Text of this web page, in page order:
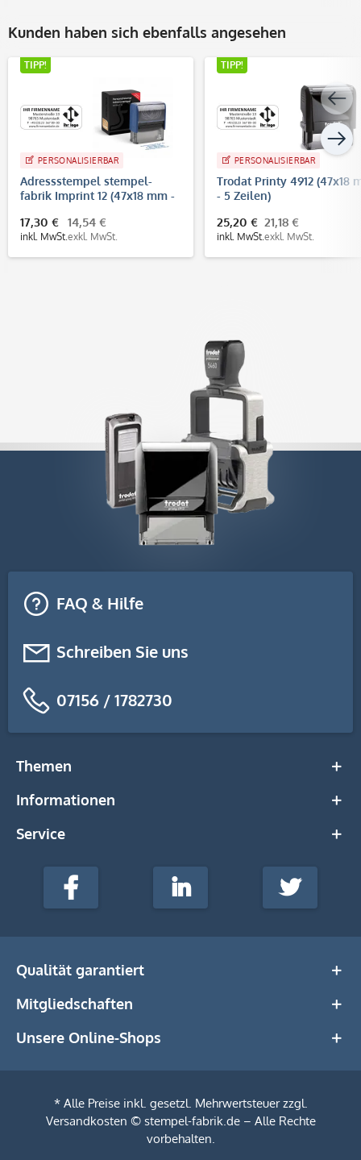
Kunden haben sich ebenfalls angesehen
TIPP!
PERSONALISIERBAR
Adressstempel stempel-
fabrik Imprint 12 (47x18 mm -
17,30 €
inkl. MwSt.
14,54 €
exkl. MwSt.
TIPP!
PERSONALISIERBAR
Trodat Printy 4912 (47x18
- 5 Zeilen)
25,20 €
inkl. MwSt.
21,18 €
exkl. MwSt.
FAQ & Hilfe
Schreiben Sie uns
07156 / 1782730
Themen
Informationen
Service
stempel-
Media
Facebook LinkedIn Twitter
Qualität garantiert
Mitgliedschaften
Unsere Online-Shops
* Alle Preise inkl. gesetzl. Mehrwertsteuer zzgl.
Versandkosten © stempel-fabrik.de – Alle Rechte
vorbehalten.